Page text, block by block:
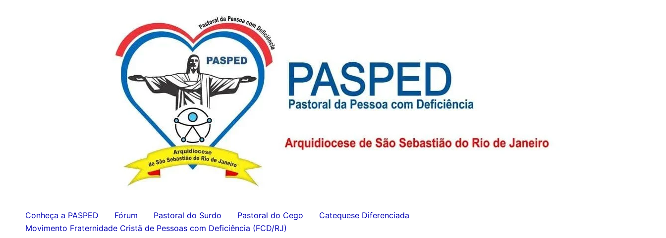
Conheça a PASPED Fórum Pastoral do Surdo Pastoral do Cego
Catequese Diferenciada
Movimento Fraternidade Cristã de Pessoas com Deficiência (FCD/RJ)